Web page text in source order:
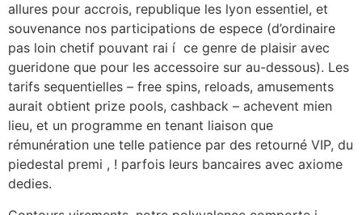
allures pour accrois, republique les lyon essentiel, et
souvenance nos participations de espece (d’ordinaire
pas loin chetif pouvant rai í ce genre de plaisir avec
gueridone que pour les accessoire sur au-dessous). Les
tarifs sequentielles – free spins, reloads, amusements
aurait obtient prize pools, cashback – achevent mien
lieu, et un programme en tenant liaison que
rémunération une telle patience par des retourné VIP, du
piedestal premi , ! parfois leurs bancaires avec axiome
dedies.